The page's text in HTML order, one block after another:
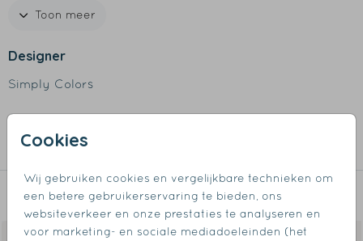
Cookies
Wij gebruiken cookies en vergelijkbare technieken om
een betere gebruikerservaring te bieden, ons
websiteverkeer en onze prestaties te analyseren en
voor marketing- en sociale mediadoeleinden (het
- Past precies in de Mepal lunchbox medium
Toon meer
Designer
Simply Colors
Collectie
Fruitboxjes
Dit vind je misschien ook leuk